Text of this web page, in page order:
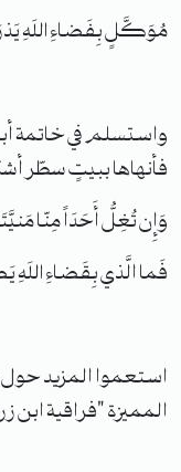
مُوَكَّلٍ بِفَضاءِ اللَهِ
واستسلم في خاتمة
فأنهاها ببيتٍ سطّر
وَإِن تُغِلُّ أَحَدَاً مِنّا
فَما الَّذي بِقَضاءِ
استعموا المزيد حول
المميزة "فراقية